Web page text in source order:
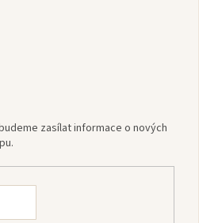
zasílat informace o nových